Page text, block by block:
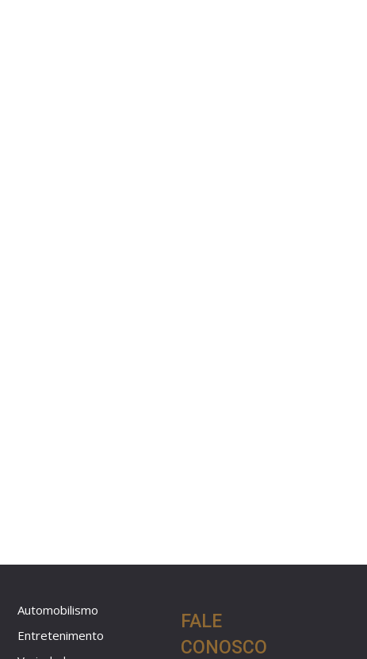
Automobilismo
Entretenimento
FALE
CONOSCO